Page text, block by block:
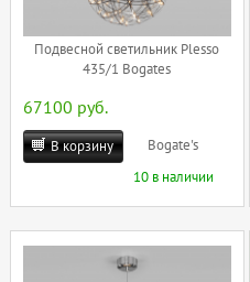
Подвесной светильник Plesso
435/1 Bogates
67100 руб.
В корзину
Bogate's
10 в наличии